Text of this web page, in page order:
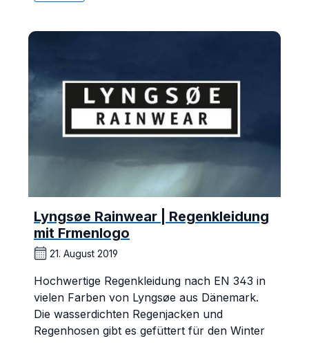
Lyngsøe Rainwear | Regenkleidung
mit Frmenlogo
21. August 2019
Hochwertige Regenkleidung nach EN 343 in
vielen Farben von Lyngsøe aus Dänemark.
Die wasserdichten Regenjacken und
Regenhosen gibt es gefüttert für den Winter